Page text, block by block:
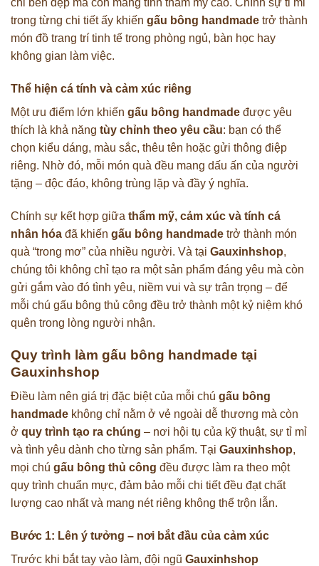
chỉ bền đẹp mà còn mang tính thẩm mỹ cao. Chính sự tỉ mỉ
trong từng chi tiết ấy khiến gấu bông handmade trở thành
món đồ trang trí tinh tế trong phòng ngủ, bàn học hay
không gian làm việc.
Thể hiện cá tính và cảm xúc riêng
Một ưu điểm lớn khiến gấu bông handmade được yêu
thích là khả năng tùy chỉnh theo yêu cầu: bạn có thể
chọn kiểu dáng, màu sắc, thêu tên hoặc gửi thông điệp
riêng. Nhờ đó, mỗi món quà đều mang dấu ấn của người
tặng – độc đáo, không trùng lặp và đầy ý nghĩa.
Chính sự kết hợp giữa thẩm mỹ, cảm xúc và tính cá
nhân hóa đã khiến gấu bông handmade trở thành món
quà “trong mơ” của nhiều người. Và tại Gauxinhshop,
chúng tôi không chỉ tạo ra một sản phẩm đáng yêu mà còn
gửi gắm vào đó tình yêu, niềm vui và sự trân trọng – để
mỗi chú gấu bông thủ công đều trở thành một kỷ niệm khó
quên trong lòng người nhận.
Quy trình làm gấu bông handmade tại
Gauxinhshop
Điều làm nên giá trị đặc biệt của mỗi chú gấu bông
handmade không chỉ nằm ở vẻ ngoài dễ thương mà còn
ở quy trình tạo ra chúng – nơi hội tụ của kỹ thuật, sự tỉ mỉ
và tình yêu dành cho từng sản phẩm. Tại Gauxinhshop,
mọi chú gấu bông thủ công đều được làm ra theo một
quy trình chuẩn mực, đảm bảo mỗi chi tiết đều đạt chất
lượng cao nhất và mang nét riêng không thể trộn lẫn.
Bước 1: Lên ý tưởng – nơi bắt đầu của cảm xúc
Trước khi bắt tay vào làm, đội ngũ Gauxinhshop